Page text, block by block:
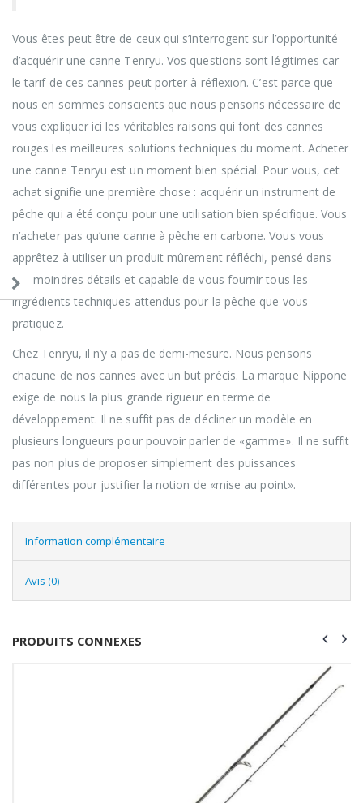
Vous êtes peut être de ceux qui s’interrogent sur l’opportunité
d’acquérir une canne Tenryu. Vos questions sont légitimes car
le tarif de ces cannes peut porter à réflexion. C’est parce que
nous en sommes conscients que nous pensons nécessaire de
vous expliquer ici les véritables raisons qui font des cannes
rouges les meilleures solutions techniques du moment. Acheter
une canne Tenryu est un moment bien spécial. Pour vous, cet
achat signifie une première chose : acquérir un instrument de
pêche qui a été conçu pour une utilisation bien spécifique. Vous
n’acheter pas qu’une canne à pêche en carbone. Vous vous
apprêtez à utiliser un produit mûrement réfléchi, pensé dans
ses moindres détails et capable de vous fournir tous les
ingrédients techniques attendus pour la pêche que vous
pratiquez.
Chez Tenryu, il n’y a pas de demi-mesure. Nous pensons
chacune de nos cannes avec un but précis. La marque Nippone
exige de nous la plus grande rigueur en terme de
développement. Il ne suffit pas de décliner un modèle en
plusieurs longueurs pour pouvoir parler de «gamme». Il ne suffit
pas non plus de proposer simplement des puissances
différentes pour justifier la notion de «mise au point».
Information complémentaire
Avis (0)
PRODUITS CONNEXES